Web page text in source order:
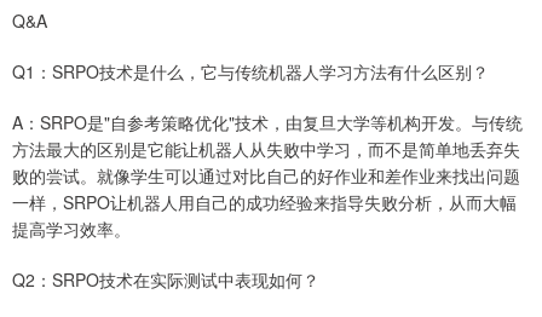
Q&A
Q1：SRPO技术是什么，它与传统机器人学习方法有什么区别？
A：SRPO是"自参考策略优化"技术，由复旦大学等机构开发。与传统
方法最大的区别是它能让机器人从失败中学习，而不是简单地丢弃失
败的尝试。就像学生可以通过对比自己的好作业和差作业来找出问题
一样，SRPO让机器人用自己的成功经验来指导失败分析，从而大幅
提高学习效率。
Q2：SRPO技术在实际测试中表现如何？